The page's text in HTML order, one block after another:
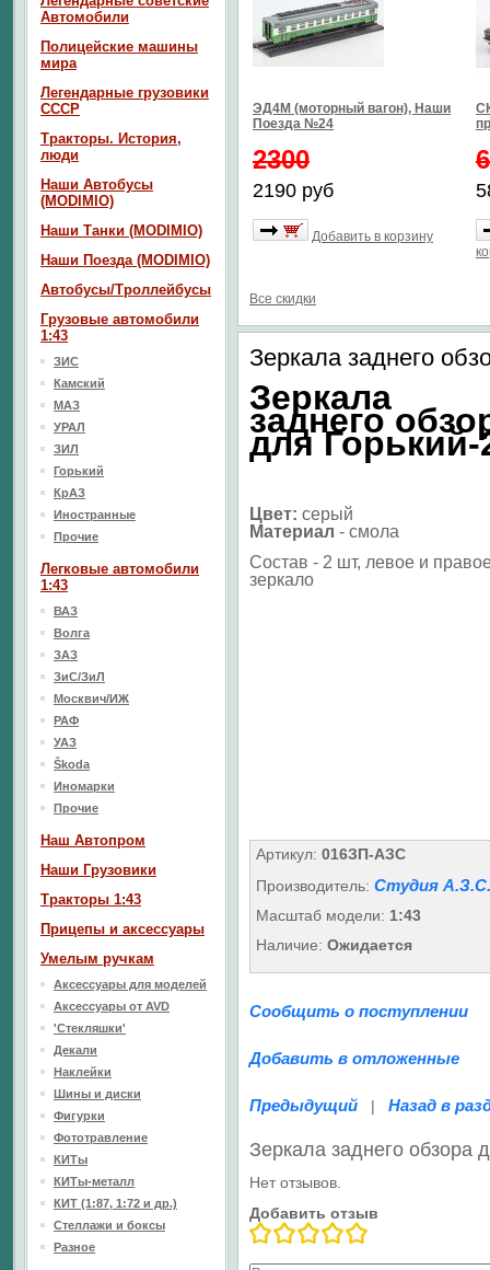
ЭД4М (моторный вагон), Наши
Поезда №24
2300
2190 руб
Добавить в корзину
Все скидки
Зеркала заднего
Зеркала
заднего
для Горький-
Цвет: серый
Материал - смола
Состав - 2 шт, левое и
зеркало
Артикул: 016ЗП-АЗС
Производитель: Студия А.З.С.
Масштаб модели: 1:43
Наличие: Ожидается
Сообщить о поступлении
Добавить в отложенные
Предыдущий | Назад в
Зеркала заднего обзора
Нет отзывов.
Добавить отзыв
Автомобили
Полицейские машины
мира
Легендарные грузовики
СССР
Тракторы. История,
люди
Наши Автобусы
(MODIMIO)
Наши Танки (MODIMIO)
Наши Поезда (MODIMIO)
Автобусы/Троллейбусы
Грузовые автомобили
1:43
ЗИС
Камский
МАЗ
УРАЛ
ЗИЛ
Горький
КрАЗ
Иностранные
Прочие
Легковые автомобили
1:43
ВАЗ
Волга
ЗАЗ
ЗиС/ЗиЛ
Москвич/ИЖ
РАФ
УАЗ
Škoda
Иномарки
Прочие
Наш Aвтопром
Наши Грузовики
Тракторы 1:43
Прицепы и аксессуары
Умелым ручкам
Аксессуары для моделей
Аксессуары от AVD
'Стекляшки'
Декали
Наклейки
Шины и диски
Фигурки
Фототравление
КИТы
КИТы-металл
КИТ (1:87, 1:72 и др.)
Стеллажи и боксы
Разное